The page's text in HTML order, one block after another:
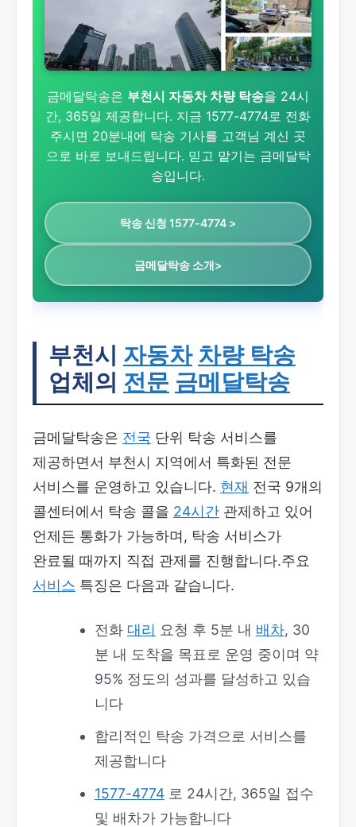
금메달탁송은 부천시 자동차 차량 탁송을 24시
간, 365일 제공합니다. 지금 1577-4774로 전화
주시면 20분내에 탁송 기사를 고객님 계신 곳
으로 바로 보내드립니다. 믿고 맡기는 금메달탁
송입니다.
탁송 신청 1577-4774 >
금메달탁송 소개>
부천시 자동차 차량 탁송
업체의 전문 금메달탁송
금메달탁송은 전국 단위 탁송 서비스를
제공하면서 부천시 지역에서 특화된 전문
서비스를 운영하고 있습니다. 현재 전국 9개의
콜센터에서 탁송 콜을 24시간 관제하고 있어
언제든 통화가 가능하며, 탁송 서비스가
완료될 때까지 직접 관제를 진행합니다.주요
서비스 특징은 다음과 같습니다.
전화 대리 요청 후 5분 내 배차, 30
분 내 도착을 목표로 운영 중이며 약
95% 정도의 성과를 달성하고 있습
니다
합리적인 탁송 가격으로 서비스를
제공합니다
1577-4774로 24시간, 365일 접수
및 배차가 가능합니다